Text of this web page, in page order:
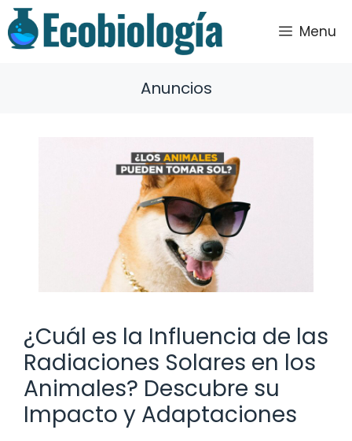
Saltar
al
contenido
Menu
Anuncios
¿Cuál es la Influencia de las
Radiaciones Solares en los
Animales? Descubre su
Impacto y Adaptaciones